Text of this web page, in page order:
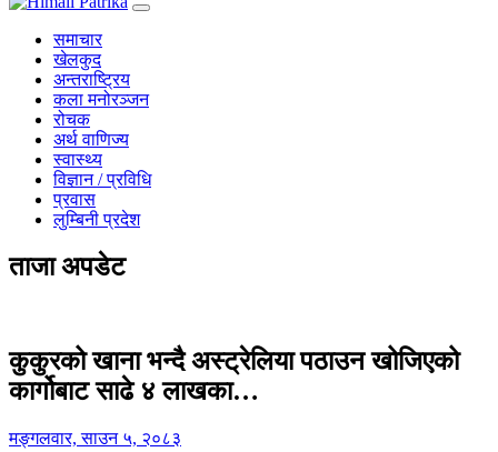
समाचार
खेलकुद
अन्तराष्ट्रिय
कला मनोरञ्जन
रोचक
अर्थ वाणिज्य
स्वास्थ्य
विज्ञान / प्रविधि
प्रवास
लुम्बिनी प्रदेश
ताजा अपडेट
कुकुरको खाना भन्दै अस्ट्रेलिया पठाउन खोजिएको
कार्गोबाट साढे ४ लाखका…
मङ्गलवार, साउन ५, २०८३